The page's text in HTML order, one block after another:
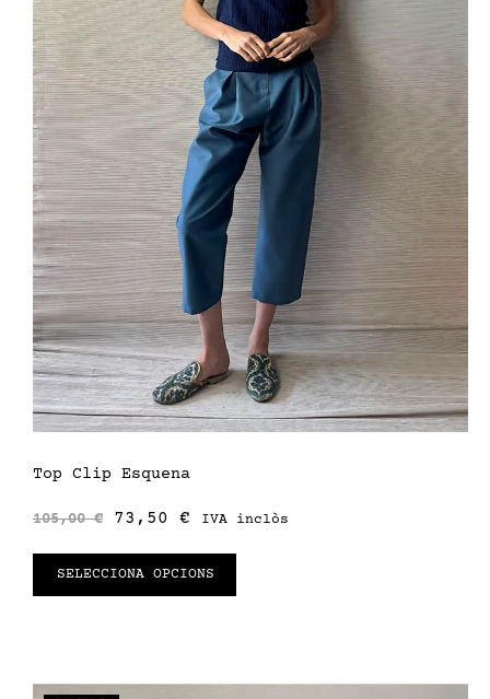
Top Clip Esquena
105,00€ 73,50 € IVA inclòs
SELECCIONA OPCIONS